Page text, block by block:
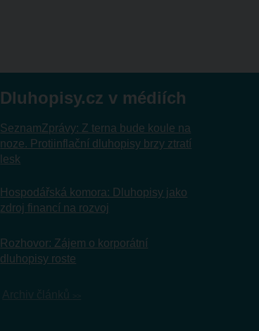
Dluhopisy.cz v médiích
SeznamZprávy: Z terna bude koule na
noze. Protiinflační dluhopisy brzy ztratí
lesk
Hospodářská komora: Dluhopisy jako
zdroj financí na rozvoj
Rozhovor: Zájem o korporátní
dluhopisy roste